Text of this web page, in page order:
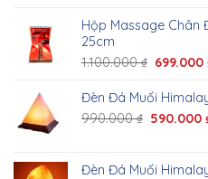
Hộp Massage Chân
25cm
1.100.000₫ 699.000
Đèn Đá Muối
990.000₫ 590.000
Đèn Đá Muối